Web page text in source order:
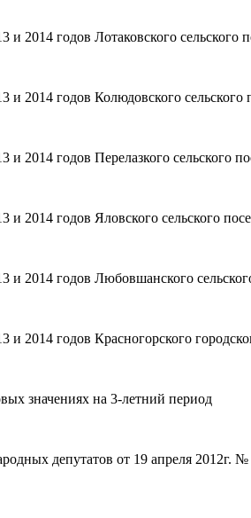
2014 годов Лотаковского сельского
2014 годов Колюдовского сельского
2014 годов Перелазкого сельского
2014 годов Яловского сельского
2014 годов Любовшанского
2014 годов Красногорского
значениях на 3-летний период
депутатов от 19 апреля 2012г.